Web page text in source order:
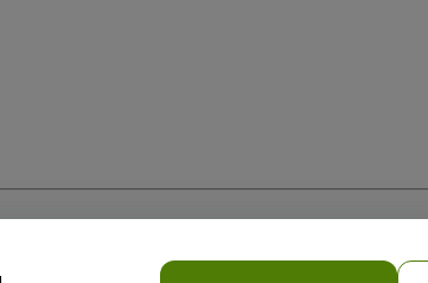
y de laPolítica de Privacidad para Móviles